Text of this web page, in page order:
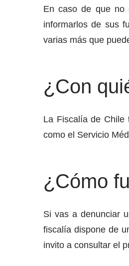
En caso de que no
informarlos de sus
varias más que
¿Con
La Fiscalía de Chile
como el Servicio
¿Cómo
Si vas a denunciar
fiscalía dispone de
invito a consultar el